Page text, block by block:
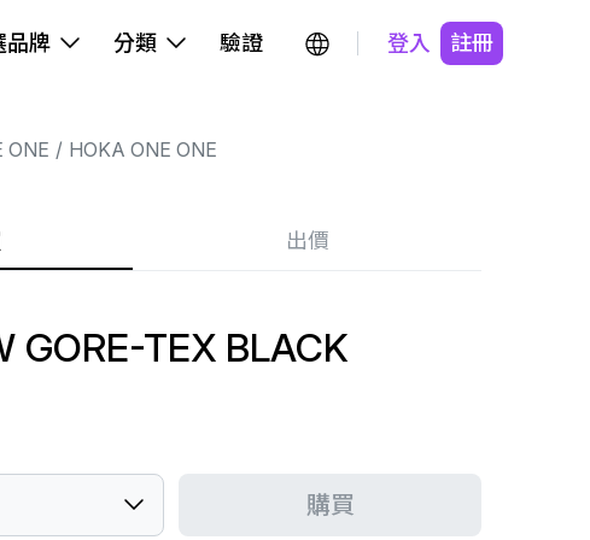
品牌 分類 驗證 登入 註冊
ONE HOKA ONE ONE
出價
GORE-TEX BLACK
購買